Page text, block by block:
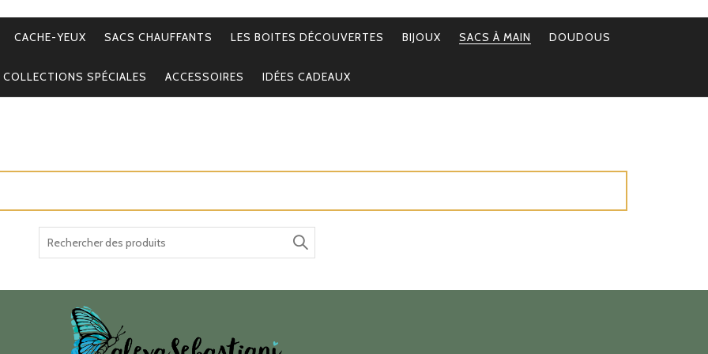
CACHE-YEUX SACS CHAUFFANTS LES BOITES DÉCOUVERTES BIJOUX SACS À MAIN DOUDOUS
COLLECTIONS SPÉCIALES ACCESSOIRES IDÉES CADEAUX
Recherche